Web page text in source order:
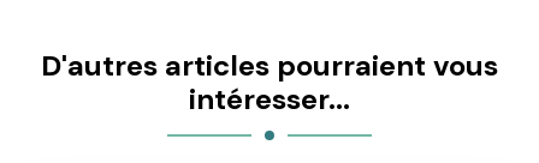
D'autres articles pourraient vous
intéresser...